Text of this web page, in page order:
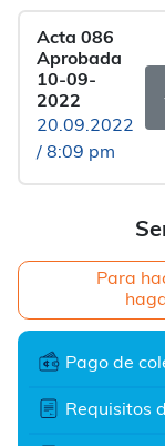
Para
Pago de
Requisitos
Acta 086
Aprobada
10-09-
2022
20.09.2022
/ 8:09 pm